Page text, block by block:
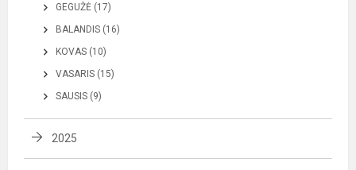
GEGUŽĖ (17)
BALANDIS (16)
KOVAS (10)
VASARIS (15)
SAUSIS (9)
2025